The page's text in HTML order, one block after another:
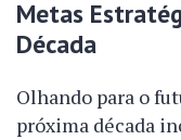
Metas
Década
Olhando para o
próxima década